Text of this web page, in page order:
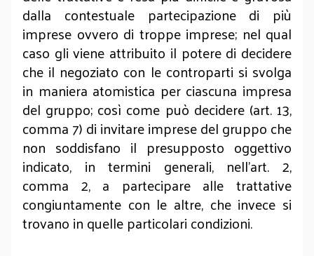
dalla contestuale partecipazione di più
imprese ovvero di troppe imprese; nel qual
caso gli viene attribuito il potere di decidere
che il negoziato con le controparti si svolga
in maniera atomistica per ciascuna impresa
del gruppo; così come può decidere (art. 13,
comma 7) di invitare imprese del gruppo che
non soddisfano il presupposto oggettivo
indicato, in termini generali, nell’art. 2,
comma 2, a partecipare alle trattative
congiuntamente con le altre, che invece si
trovano in quelle particolari condizioni.